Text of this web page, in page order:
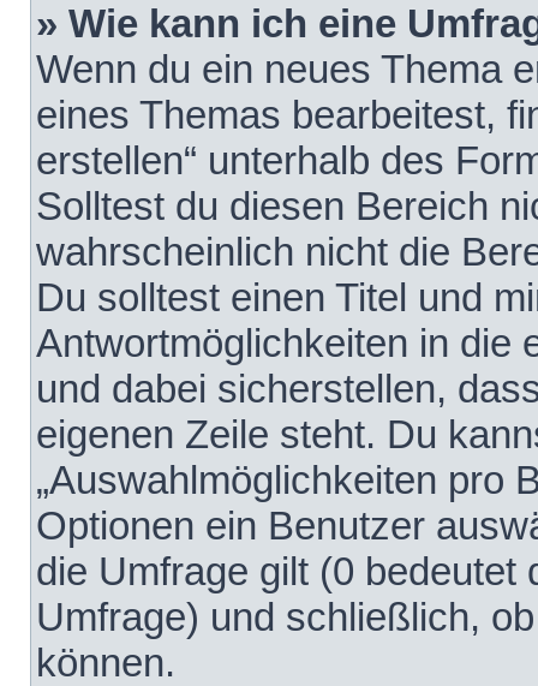
» Wie kann ich eine
Wenn du ein neues Thema
eines Themas bearbeitest,
erstellen“ unterhalb des
Solltest du diesen Bereich
wahrscheinlich nicht die
Du solltest einen Titel und
Antwortmöglichkeiten in die
und dabei sicherstellen,
eigenen Zeile steht. Du
„Auswahlmöglichkeiten pro
Optionen ein Benutzer
die Umfrage gilt (0 bedeutet
Umfrage) und schließlich,
können.